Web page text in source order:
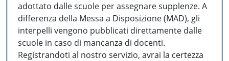
adottato dalle scuole per assegnare supplenze. A
differenza della Messa a Disposizione (MAD), gli
interpelli vengono pubblicati direttamente dalle
scuole in caso di mancanza di docenti.
Registrandoti al nostro servizio, avrai la certezza